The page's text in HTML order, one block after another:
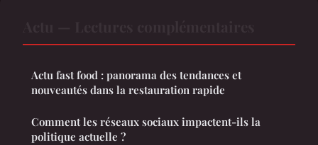
Actu fast food : panorama des tendances et
nouveautés dans la restauration rapide
Comment les réseaux sociaux impactent-ils la
politique actuelle ?